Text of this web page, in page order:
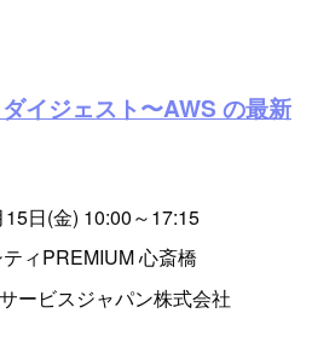
イジェスト〜AWS の最新
日(金) 10:00～17:15
ィPREMIUM 心斎橋
ービスジャパン株式会社